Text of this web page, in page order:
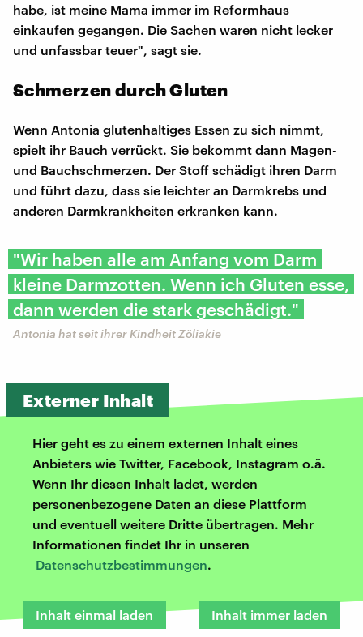
habe, ist meine Mama immer im Reformhaus
einkaufen gegangen. Die Sachen waren nicht lecker
und unfassbar teuer", sagt sie.
Schmerzen durch Gluten
Wenn Antonia glutenhaltiges Essen zu sich nimmt,
spielt ihr Bauch verrückt. Sie bekommt dann Magen-
und Bauchschmerzen. Der Stoff schädigt ihren Darm
und führt dazu, dass sie leichter an Darmkrebs und
anderen Darmkrankheiten erkranken kann.
"Wir haben alle am Anfang vom Darm
kleine Darmzotten. Wenn ich Gluten esse,
dann werden die stark geschädigt."
Antonia hat seit ihrer Kindheit Zöliakie
Externer Inhalt
Hier geht es zu einem externen Inhalt eines
Anbieters wie Twitter, Facebook, Instagram o.ä.
Wenn Ihr diesen Inhalt ladet, werden
personenbezogene Daten an diese Plattform
und eventuell weitere Dritte übertragen. Mehr
Informationen findet Ihr in unseren
Datenschutzbestimmungen.
Inhalt einmal laden Inhalt immer laden